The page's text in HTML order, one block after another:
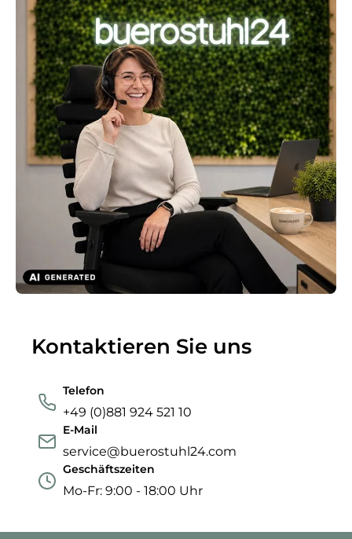
Kontaktieren Sie uns
Telefon
+49 (0)881 924 521 10
E-Mail
service@buerostuhl24.com
Geschäftszeiten
Mo-Fr: 9:00 - 18:00 Uhr